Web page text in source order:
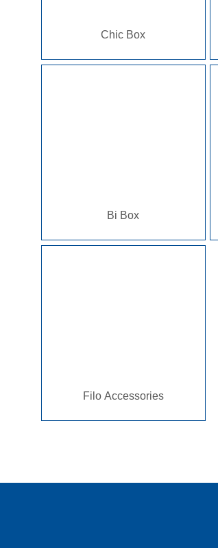
Chic Box
Bi Box
Filo Accessories